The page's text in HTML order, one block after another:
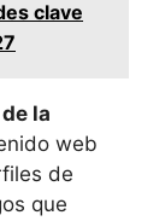
clave
la
web
de
que